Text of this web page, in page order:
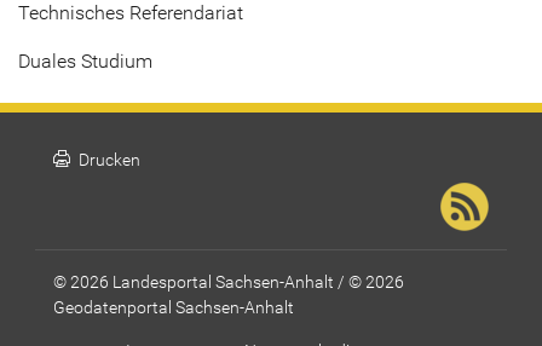
Technisches Referendariat
Duales Studium
print Drucken
© 2026 Landesportal Sachsen-Anhalt / © 2026
Geodatenportal Sachsen-Anhalt